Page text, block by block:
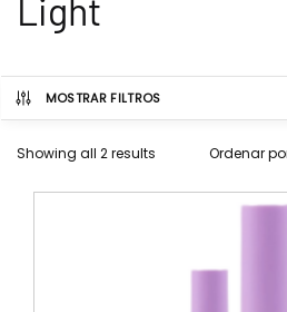
Light
MOSTRAR FILTROS
Showing all 2 results